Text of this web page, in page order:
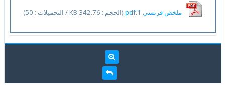
ملخص فرنسي 1.pdf (الحجم : 342.76 KB / التحميلات : 50)